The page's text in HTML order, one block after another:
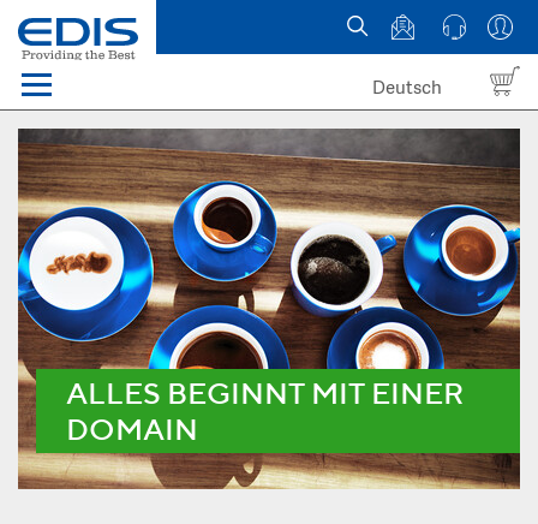
Menü
Domain names
Hosting
News
about EDIS
Deutsch
ALLES BEGINNT MIT EINER
DOMAIN